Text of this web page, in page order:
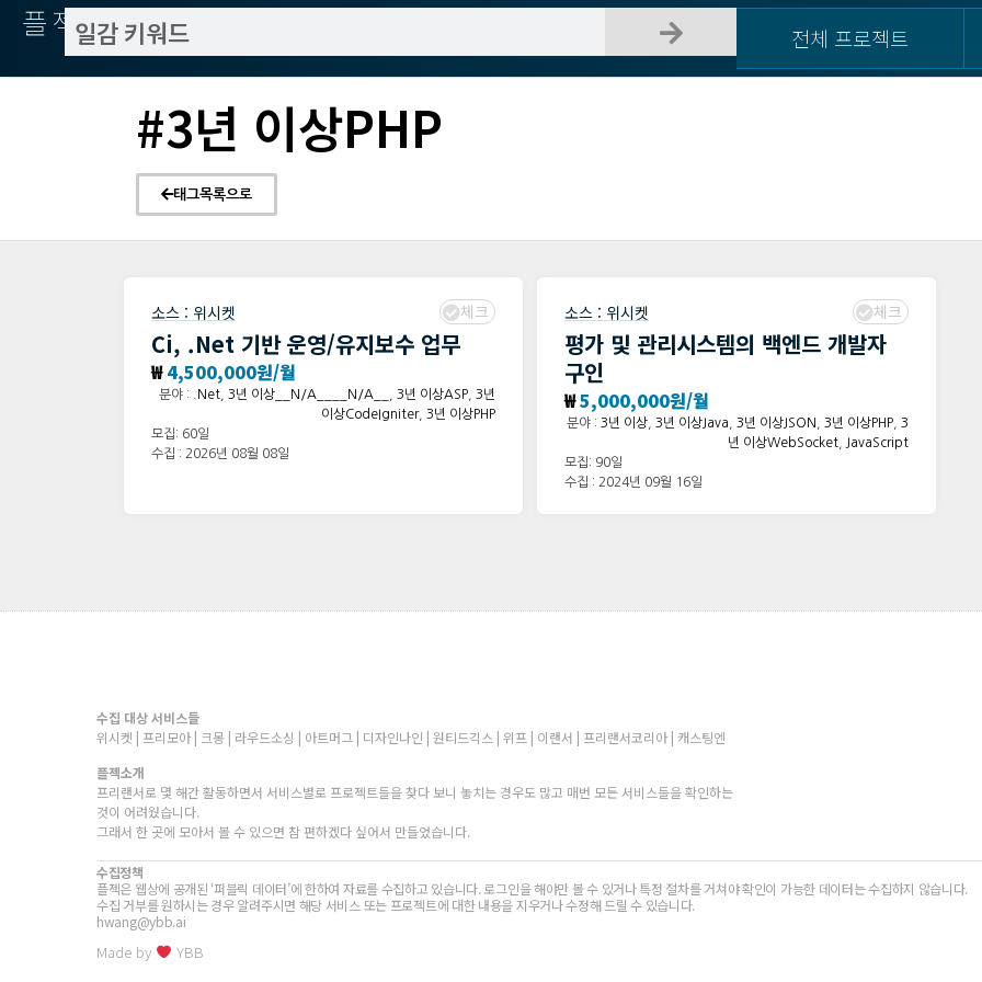
플젝서치 전체 프로젝트
#3년 이상PHP
태그목록으로
소스 : 위시켓 체크
Ci, .Net 기반 운영/유지보수 업무
₩4,500,000원/월
분야 : .Net 3년 이상__N/A____N/A__ 3년 이상ASP
3년
이상CodeIgniter, 3년 이상PHP
모집: 60일
수집 : 2026년 08월 08일
소스 : 위시켓 체크
평가 및 관리시스템의 백엔드 개발자
구인
₩5,000,000원/월
분야 : 3년 이상 3년 이상Java 3년 이상JSON 3년 이상PHP
3
년 이상WebSocket
JavaScript
모집: 90일
수집 : 2024년 09월 16일
수집 대상 서비스들
위시켓 | 프리모아 | 크몽 | 라우드소싱 | 아트머그 | 디자인나인 | 원티드긱스 | 위프 | 이랜서 | 프리랜서코리아 | 캐스팅엔
플젝소개
프리랜서로 몇 해간 활동하면서 서비스별로 프로젝트들을 찾다 보니 놓치는 경우도 많고 매번 모든 서비스들을 확인하는
것이 어려웠습니다.
그래서 한 곳에 모아서 볼 수 있으면 참 편하겠다 싶어서 만들었습니다.
수집정책
플젝은 웹상에 공개된 ‘퍼블릭 데이터’에 한하여 자료를 수집하고 있습니다. 로그인을 해야만 볼 수 있거나 특정 절차를 거쳐야 확인이 가능한 데이터는 수집하지 않습니다.
수집 거부를 원하시는 경우 알려주시면 해당 서비스 또는 프로젝트에 대한 내용을 지우거나 수정해 드릴 수 있습니다.
hwang@ybb.ai
Made by YBB